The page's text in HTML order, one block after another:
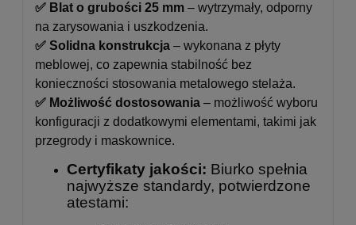
✅ Blat o grubości 25 mm – wytrzymały, odporny
na zarysowania i uszkodzenia.
✅ Solidna konstrukcja – wykonana z płyty
meblowej, co zapewnia stabilność bez
konieczności stosowania metalowego stelaża.
✅ Możliwość dostosowania – możliwość wyboru
konfiguracji z dodatkowymi elementami, takimi jak
przegrody i maskownice.
Certyfikaty jakości: Biurko spełnia
najwyższe standardy, potwierdzone
atestami: